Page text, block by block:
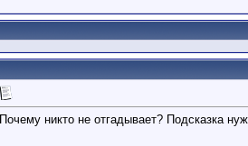
Почему никто не отгадывает? Подсказка